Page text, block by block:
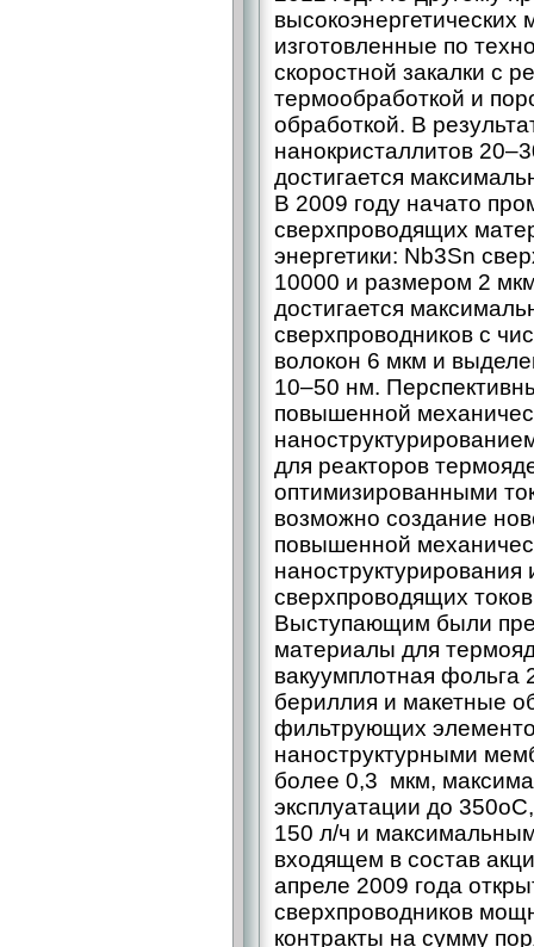
изготовленные по
скоростной закалки с
термообработкой и
обработкой. В
нанокристаллитов
достигается
В 2009 году начато
сверхпроводящих
энергетики: Nb3Sn
10000 и размером 2
достигается
сверхпроводников с
волокон 6 мкм и
10–50 нм.
повышенной
для реакторов
оптимизированными
возможно создание
повышенной
сверхпроводящих
Выступающим были
материалы для
вакуумплотная фольга
бериллия и макетные
фильтрующих
наноструктурными
более 0,3 мкм,
эксплуатации до
150 л/ч и
входящем в состав
апреле 2009 года
сверхпроводников
контракты на сумму